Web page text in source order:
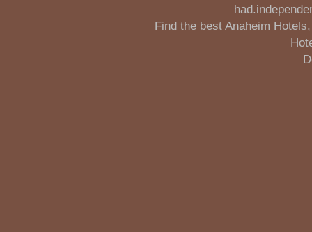
Find the best Anaheim Hotels